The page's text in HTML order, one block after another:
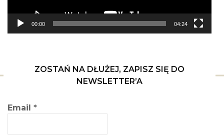
00:00 04:24
ZOSTAŃ NA DŁUŻEJ, ZAPISZ SIĘ DO
NEWSLETTER’A
Email *